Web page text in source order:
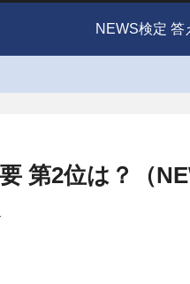
NEWS検定 答
第2位は？（